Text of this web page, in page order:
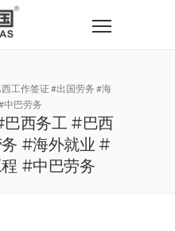
工作签证 #出国劳务 #海
中巴劳务
西务工 #巴西
#海外就业 #
#中巴劳务